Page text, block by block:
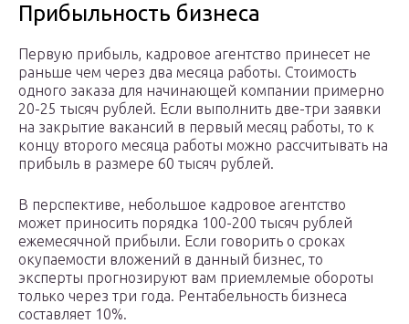
Прибыльность бизнеса
Первую прибыль, кадровое агентство принесет не
раньше чем через два месяца работы. Стоимость
одного заказа для начинающей компании примерно
20-25 тысяч рублей. Если выполнить две-три заявки
на закрытие вакансий в первый месяц работы, то к
концу второго месяца работы можно рассчитывать на
прибыль в размере 60 тысяч рублей.
В перспективе, небольшое кадровое агентство
может приносить порядка 100-200 тысяч рублей
ежемесячной прибыли. Если говорить о сроках
окупаемости вложений в данный бизнес, то
эксперты прогнозируют вам приемлемые обороты
только через три года. Рентабельность бизнеса
составляет 10%.